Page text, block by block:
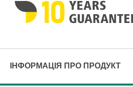
ІНФОРМАЦІЯ ПРО ПРОДУКТ